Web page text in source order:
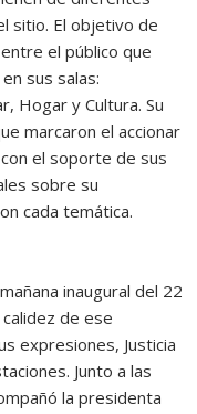
sitio. El objetivo de
el público que
sus salas:
Hogar y Cultura. Su
marcaron el accionar
el soporte de sus
sobre su
cada temática.
inaugural del 22
de ese
expresiones, Justicia
Junto a las
la presidenta